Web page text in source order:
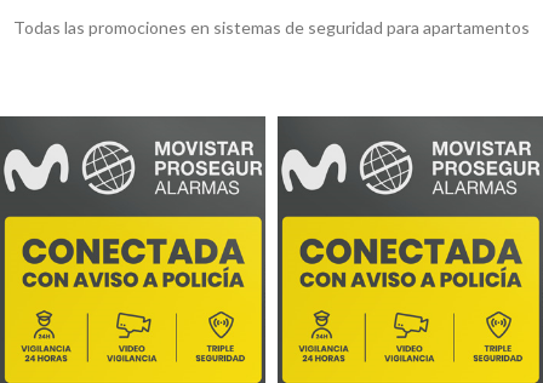
Todas las promociones en sistemas de seguridad para apartamentos